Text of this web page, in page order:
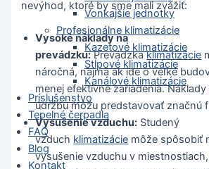
Vonkajšie jednotky
Profesionálne klimatizácie
Kazetové klimatizácie
Stĺpové klimatizácie
Kanálové klimatizácie
Príslušenstvo
Tepelné čerpadla
FAQ
Blog
Kontakt
nevýhod, ktoré by sme mali zvážiť:
Vysoké náklady na
prevádzku:Prevádzkaklimatizácie
náročná, najmä ak ide o veľké
menej efektívne zariadenia. Náklady
údržbu môžu predstavovať značnú
Vysušenie vzduchu: Studený
vzduch klimatizácie môže spôsobiť
vysušenie vzduchu v